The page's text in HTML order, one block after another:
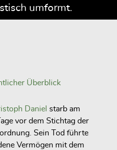
umformt.
Überblick
Daniel starb am
vor dem Stichtag der
Sein Tod führte
Vermögen mit dem